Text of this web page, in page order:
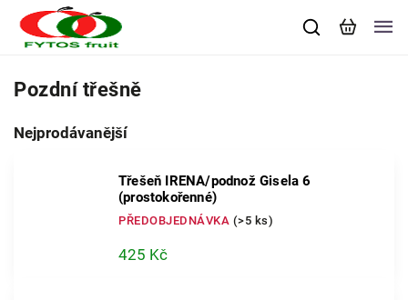
Pozdní třešně
Nejprodávanější
Třešeň IRENA/podnož Gisela 6
(prostokořenné)
PŘEDOBJEDNÁVKA (>5 ks)
425 Kč